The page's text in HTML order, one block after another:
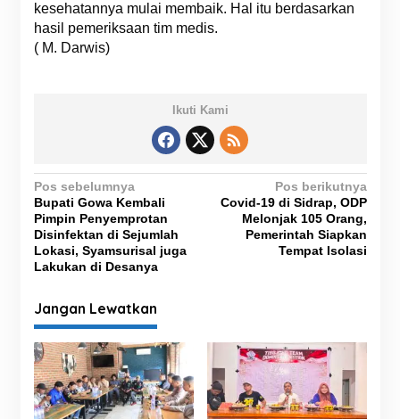
kesehatannya mulai membaik. Hal itu berdasarkan
hasil pemeriksaan tim medis.
( M. Darwis)
Ikuti Kami
N
a
v
i
a
s
i
p
Pos sebelumnya
Bupati Gowa Kembali
Pimpin Penyemprotan
Disinfektan di Sejumlah
Lokasi, Syamsurisal juga
Lakukan di Desanya
Pos berikutnya
Covid-19 di Sidrap, ODP
Melonjak 105 Orang,
Pemerintah Siapkan
Tempat Isolasi
Jangan Lewatkan